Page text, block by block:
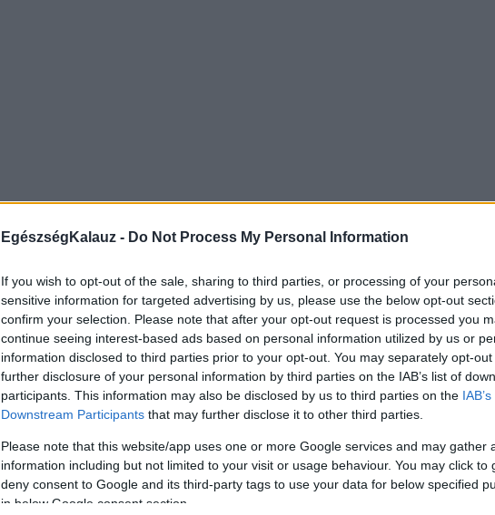
EgészségKalauz - Do Not Process My Personal Information
If you wish to opt-out of the sale, sharing to third parties, or processing of your
sensitive information for targeted advertising by us, please use the below opt-out
confirm your selection. Please note that after your opt-out request is processed you
continue seeing interest-based ads based on personal information utilized by us or
information disclosed to third parties prior to your opt-out. You may separately opt-
further disclosure of your personal information by third parties on the IAB’s list of
participants. This information may also be disclosed by us to third parties on the
Downstream Participants that may further disclose it to other third parties.
Please note that this website/app uses one or more Google services and may gather
information including but not limited to your visit or usage behaviour. You may click to
deny consent to Google and its third-party tags to use your data for below specified
in below Google consent section.